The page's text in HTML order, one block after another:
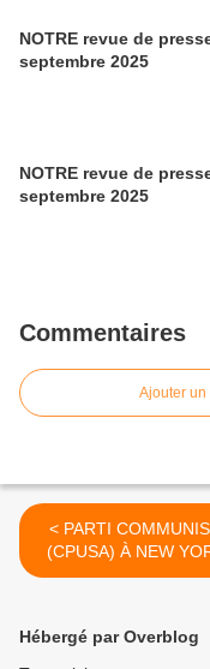
NOTRE revue de
septembre 2025
NOTRE revue de
septembre 2025
Commentaires
Ajouter un
< PARTI COMMUNISTE
(CPUSA) À NEW
ORGANISER !
Hébergé par Overblog